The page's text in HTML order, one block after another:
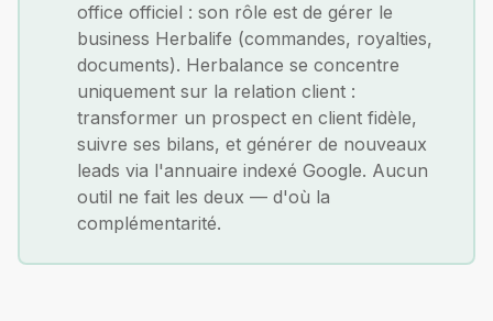
office officiel : son rôle est de gérer le
business Herbalife (commandes, royalties,
documents). Herbalance se concentre
uniquement sur la relation client :
transformer un prospect en client fidèle,
suivre ses bilans, et générer de nouveaux
leads via l'annuaire indexé Google. Aucun
outil ne fait les deux — d'où la
complémentarité.